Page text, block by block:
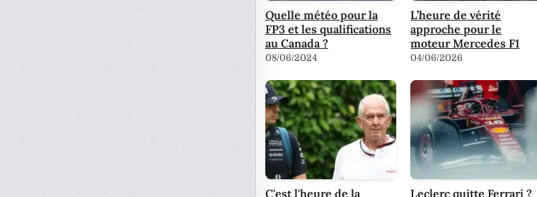
Quelle météo pour la
FP3 et les qualifications
au Canada ?
08/06/2024
L’heure de vérité
approche pour le
moteur Mercedes F1
04/06/2026
C'est l'heure de la
Leclerc quitte Ferrari ?